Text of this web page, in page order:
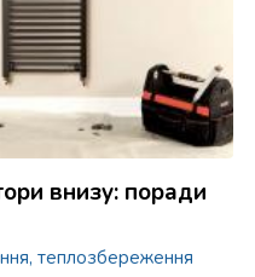
внизу: поради
теплозбереження